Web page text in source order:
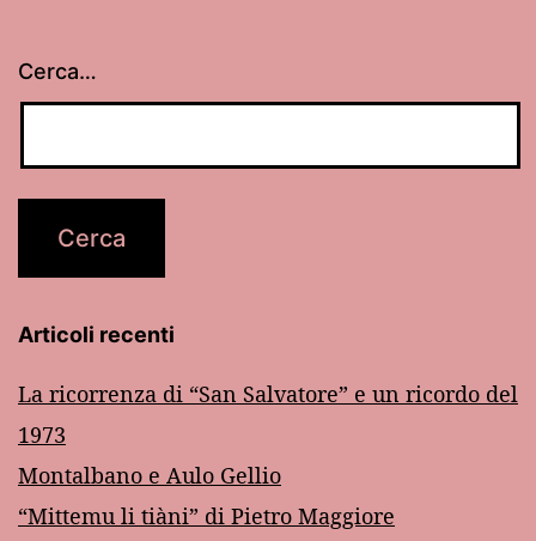
Cerca…
Articoli recenti
La ricorrenza di “San Salvatore” e un ricordo del
1973
Montalbano e Aulo Gellio
“Mittemu li tiàni” di Pietro Maggiore